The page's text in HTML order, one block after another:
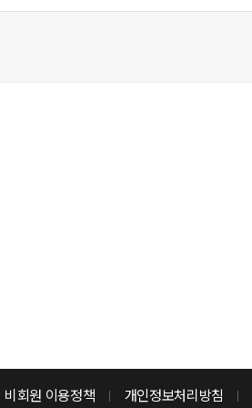
비회원 이용정책 개인정보처리방침